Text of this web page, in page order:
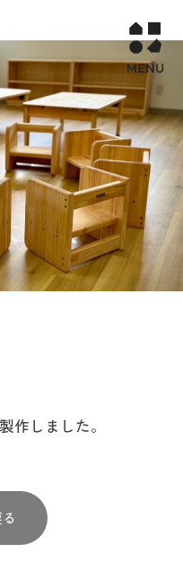
WORKS
CONTACT
作しました。